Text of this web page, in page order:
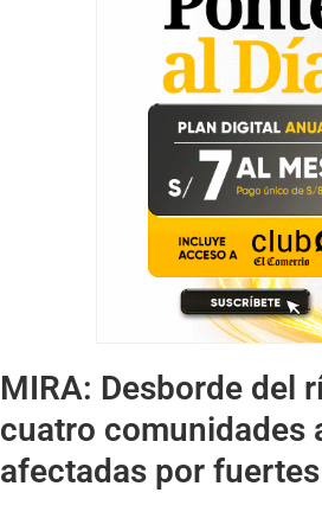
MIRA: Desborde del
cuatro comunidades
afectadas por